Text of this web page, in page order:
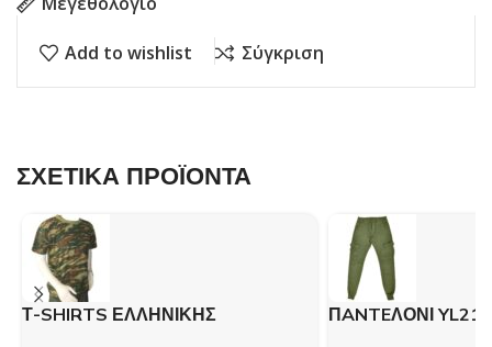
Add to wishlist Σύγκριση
ΣΧΕΤΙΚΑ ΠΡΟΪΟΝΤΑ
Τ-SHIRTS ΕΛΛΗΝΙΚΗΣ
ΠANTEΛΟΝΙ